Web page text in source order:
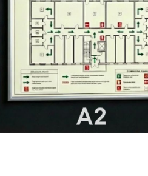
Нажмите, чтобы увеличить